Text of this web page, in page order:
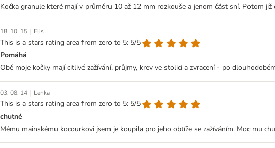
Kočka granule které mají v průměru 10 až 12 mm rozkouše a jenom část sní. Potom
18. 10. 15 | Elis
This is a stars rating area from zero to 5: 5/5
Pomáhá
Obě moje kočky mají citlivé zažívání, průjmy, krev ve stolici a zvracení - po
03. 08. 14 | Lenka
This is a stars rating area from zero to 5: 5/5
chutné
Mému mainskému kocourkovi jsem je koupila pro jeho obtíže se zažíváním. Moc mu